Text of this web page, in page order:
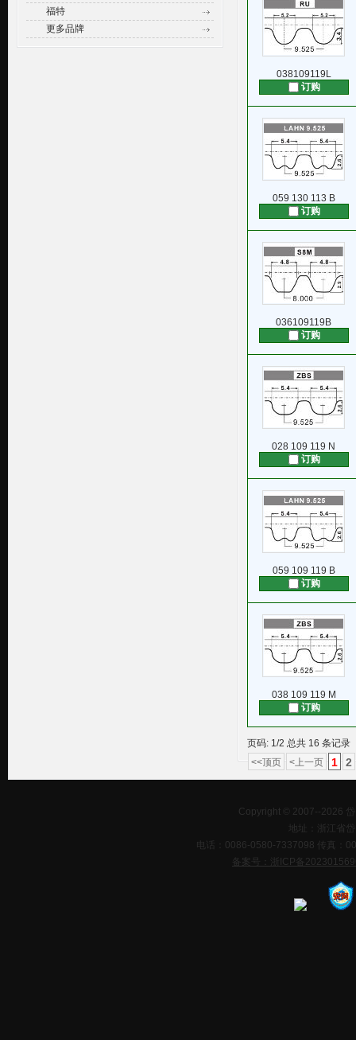
订购
038109119L
订购
059 130 113 B
订购
036109119B
订购
028 109 119 N
订购
059 109 119 B
订购
038 109 119 M
页码: 1/2 总共 16 条记录
<<顶页
<上一页 1 2
福特
更多品牌
Copyright © 2007--2026
地址：浙江省
电话：0086-0580-7337098 传真：
备案号：浙ICP备